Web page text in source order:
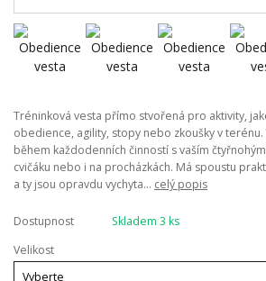
Tréninková vesta přímo stvořená pro aktivity,
obedience, agility, stopy nebo zkoušky v terénu.
během každodenních činností s vaším
cvičáku nebo i na procházkách. Má spoustu
a ty jsou opravdu vychyta... celý popis
Dostupnost
Skladem 3 ks
Velikost